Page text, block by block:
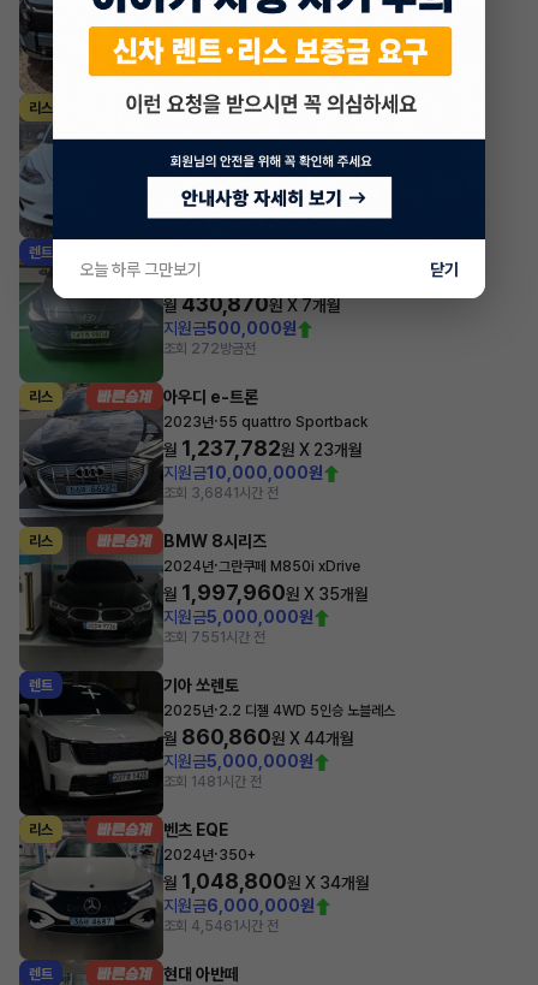
월 726,440원 X47개월
지원금3,000,000원
조회 661방금전
리스 테슬라 모델 3
월1,012,281원 X0개월
조회 3,664방금전
렌트
2022년
월 430,870원 X 7개월
지원금500,000원
조회 272방금전
리스 아우디 e-트론
2023년·55 quattro Sportback
월 1,237,782원 X 23개월
지원금10,000,000원
조회 3,6841시간 전
리스 BMW 8시리즈
2024년·그란쿠페 M850i xDrive
월 1,997,960원 X 35개월
지원금5,000,000원
조회 7551시간 전
렌트 기아 쏘렌토
2025년·2.2 디젤 4WD 5인승 노블레스
월 860,860원 X44개월
지원금5,000,000원
조회 1481시간 전
리스 벤츠 EQE
2024년·350+
월 1,048,800원 X 34개월
지원금6,000,000원
조회 4,5461시간 전
렌트 현대 아반떼
오늘 하루 그만보기 닫기